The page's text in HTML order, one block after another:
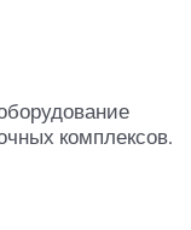
комплексов.